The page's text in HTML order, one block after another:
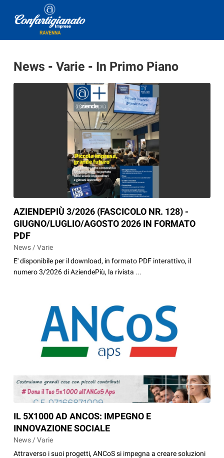
News - Varie - In Primo Piano
AZIENDEPIÙ 3/2026 (FASCICOLO NR. 128) -
GIUGNO/LUGLIO/AGOSTO 2026 IN FORMATO
PDF
News / Varie
E' disponibile per il download, in formato PDF interattivo, il
numero 3/2026 di AziendePiù, la rivista ...
IL 5X1000 AD ANCOS: IMPEGNO E
INNOVAZIONE SOCIALE
News / Varie
Attraverso i suoi progetti, ANCoS si impegna a creare soluzioni